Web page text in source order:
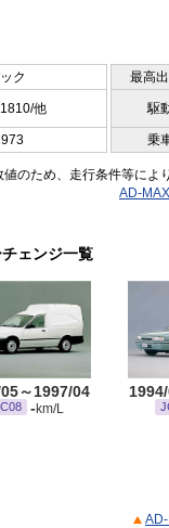
ク 最高
他 駆
乗
のため、走行条件等によ
AD-
ェンジ一覧
～1997/04
- km/L